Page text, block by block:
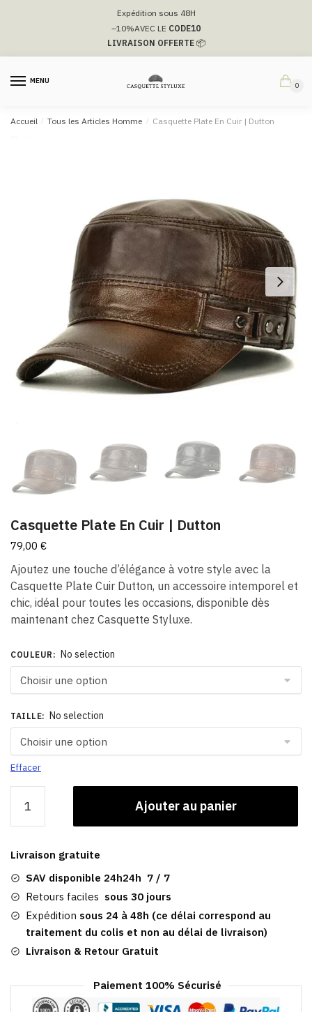
navigation
Expédition sous 48H
–10%AVEC LE CODE10
LIVRAISON OFFERTE📦
MENU
0
Accueil / Tous les Articles Homme / Casquette Plate En Cuir​ | Dutton
Casquette Plate En Cuir​ | Dutton
79,00 €
Ajoutez une touche d’élégance à votre style avec la
Casquette Plate Cuir Dutton, un accessoire intemporel et
chic, idéal pour toutes les occasions, disponible dès
maintenant chez Casquette Styluxe.
COULEUR : No selection
TAILLE: No selection
Effacer
Casquette
En
Cuir​
|
Dutton
Ajouter au panier
Livraison gratuite
SAV disponible 24h24h 7 / 7
Retours faciles sous 30 jours
Expédition sous 24 à 48h (ce délai correspond au
traitement du colis et non au délai de livraison)
Livraison & Retour Gratuit
Paiement 100% Sécurisé